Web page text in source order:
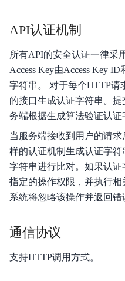
版本更新记录
智能边缘控制台
API认证机制
所有API的安全认证一律采
Access Key由Access Key ID
字符串。 对于每个HTTP请
的接口生成认证字符串。提
务端根据生成算法验证认证
当服务端接收到用户的请
样的认证机制生成认证字
字符串进行比对。如果认
指定的操作权限，并执行相
系统将忽略该操作并返回错
通信协议
支持HTTP调用方式。